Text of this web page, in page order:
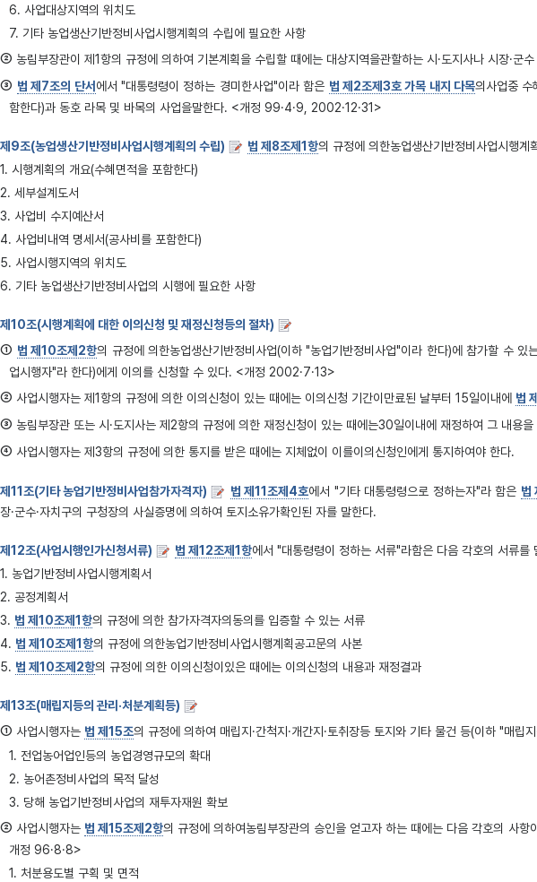
6. 사업대상지역의 위치도
7. 기타 농업생산기반정비사업시행계획의 수립에 필요한 사항
② 농림부장관이 제1항의 규정에 의하여 기본계획을 수립할 때에는 대상지역을관할하는 시·도지사나 시장·
③ 법 제7조의 단서 에서 "대통령령이 정하는 경미한사업"이라 함은 법 제2조제3호 가목 내지 다목의사업중 수
함한다)과 동호 라목 및 바목의 사업을말한다. <개정 99·4·9, 2002·12·31>
제9조(농업생산기반정비사업시행계획의 수립) 법 제8조제1항의 규정에 의한농업생산기반정비사업시행
1. 시행계획의 개요(수혜면적을 포함한다)
2. 세부설계도서
3. 사업비 수지예산서
4. 사업비내역 명세서(공사비를 포함한다)
5. 사업시행지역의 위치도
6. 기타 농업생산기반정비사업의 시행에 필요한 사항
제10조(시행계획에 대한 이의신청 및 재정신청등의 절차)
① 법 제10조제2항의 규정에 의한농업생산기반정비사업(이하 "농업기반정비사업"이라 한다)에 참가할 수
업시행자"라 한다)에게 이의를 신청할 수 있다. <개정 2002·7·13>
② 사업시행자는 제1항의 규정에 의한 이의신청이 있는 때에는 이의신청 기간이만료된 날부터 15일이내에 법
③ 농림부장관 또는 시·도지사는 제2항의 규정에 의한 재정신청이 있는 때에는30일이내에 재정하여 그 내
④ 사업시행자는 제3항의 규정에 의한 통지를 받은 때에는 지체없이 이를이의신청인에게 통지하여야 한다.
제11조(기타 농업기반정비사업참가자격자) 법 제11조제4호에서 "기타 대통령령으로 정하는자"라 함은 법
장·군수·자치구의 구청장의 사실증명에 의하여 토지소유가확인된 자를 말한다.
제12조(사업시행인가신청서류) 법 제12조제1항에서 "대통령령이 정하는 서류"라함은 다음 각호의 서류
1. 농업기반정비사업시행계획서
2. 공정계획서
3. 법 제10조제1항의 규정에 의한 참가자격자의동의를 입증할 수 있는 서류
4. 법 제10조제1항의 규정에 의한농업기반정비사업시행계획공고문의 사본
5. 법 제10조제2항의 규정에 의한 이의신청이있은 때에는 이의신청의 내용과 재정결과
제13조(매립지등의 관리·처분계획등)
① 사업시행자는 법 제15조의 규정에 의하여 매립지·간척지·개간지·토취장등 토지와 기타 물건 등(이하 "매
1. 전업농어업인등의 농업경영규모의 확대
2. 농어촌정비사업의 목적 달성
3. 당해 농업기반정비사업의 재투자재원 확보
② 사업시행자는 법 제15조제2항의 규정에 의하여농림부장관의 승인을 얻고자 하는 때에는 다음 각호의 사
개정 96·8·8>
1. 처분용도별 구획 및 면적